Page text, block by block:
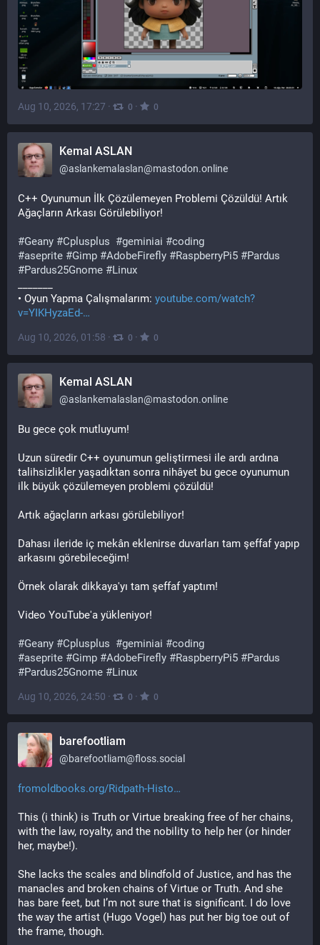
Aug 10, 2026, 17:27 · 0 · 0
Kemal ASLAN
@aslankemalaslan@mastodon.online
C++ Oyunumun İlk Çözülemeyen Problemi Çözüldü! Artık
Ağaçların Arkası Görülebiliyor!
#Geany #Cplusplus #geminiai #coding
#aseprite #Gimp #AdobeFirefly #RaspberryPi5 #Pardus
#Pardus25Gnome #Linux
• Oyun Yapma Çalışmalarım: youtube.com/watch?
v=YIKHyzaEd-
Aug 10, 2026, 01:58 · 0 · 0
Kemal ASLAN
@aslankemalaslan@mastodon.online
Bu gece çok mutluyum!
Uzun süredir C++ oyunumun geliştirmesi ile ardı ardına
talihsizlikler yaşadıktan sonra nihâyet bu gece oyunumun
ilk büyük çözülemeyen problemi çözüldü!
Artık ağaçların arkası görülebiliyor!
Dahası ileride iç mekân eklenirse duvarları tam şeffaf yapıp
arkasını görebileceğim!
Örnek olarak dikkaya'yı tam şeffaf yaptım!
Video YouTube'a yükleniyor!
#Geany #Cplusplus #geminiai #coding
#aseprite #Gimp #AdobeFirefly #RaspberryPi5 #Pardus
#Pardus25Gnome #Linux
Aug 10, 2026, 24:50 · 0 · 0
barefootliam
@barefootliam@floss.social
fromoldbooks.org/Ridpath-Histo
This (i think) is Truth or Virtue breaking free of her chains,
with the law, royalty, and the nobility to help her (or hinder
her, maybe!).
She lacks the scales and blindfold of Justice, and has the
manacles and broken chains of Virtue or Truth. And she
has bare feet, but I’m not sure that is significant. I do love
the way the artist (Hugo Vogel) has put her big toe out of
the frame, though.